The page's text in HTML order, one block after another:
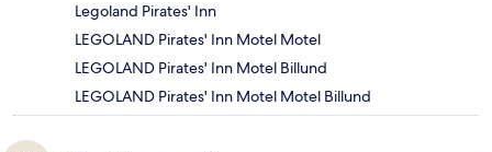
Legoland Pirates' Inn
LEGOLAND Pirates' Inn Motel Motel
LEGOLAND Pirates' Inn Motel Billund
LEGOLAND Pirates' Inn Motel Motel Billund